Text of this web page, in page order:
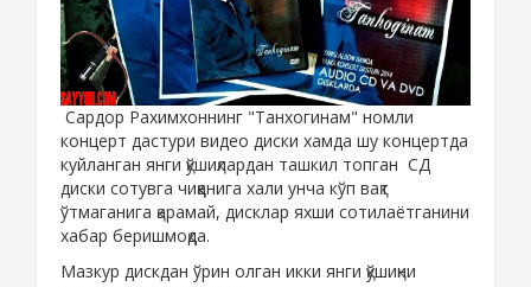
Сардор Рахимхоннинг "Танхогинам" номли
концерт дастури видео диски хамда шу концертда
куйланган янги қўшиқлардан ташкил топган СД
диски сотувга чиққанига хали унча кўп вақт
ўтмаганига қарамай, дисклар яхши сотилаётганини
хабар беришмоқда.
Мазкур дискдан ўрин олган икки янги қўшиқни